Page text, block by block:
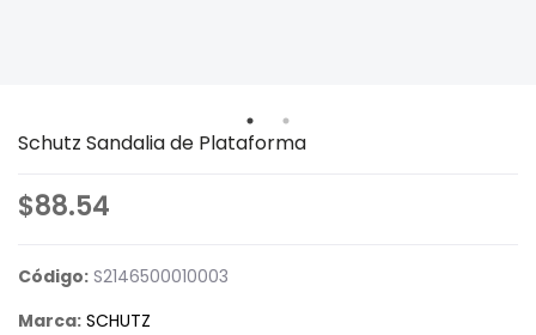
Schutz Sandalia de Plataforma
$88.54
Código: S2146500010003
Marca: SCHUTZ